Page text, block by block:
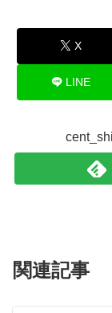
X
LINE
関連記事